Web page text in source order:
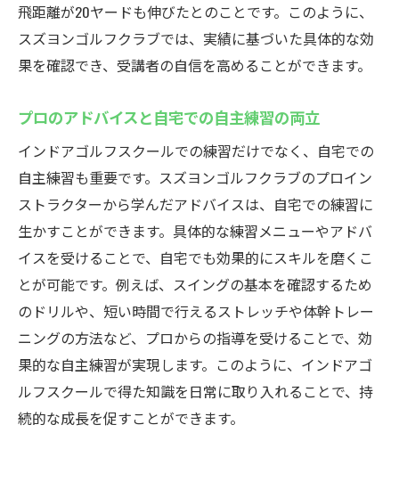
飛距離が20ヤードも伸びたとのことです。このように、
スズヨンゴルフクラブでは、実績に基づいた具体的な効
果を確認でき、受講者の自信を高めることができます。
プロのアドバイスと自宅での自主練習の両立
インドアゴルフスクールでの練習だけでなく、自宅での
自主練習も重要です。スズヨンゴルフクラブのプロイン
ストラクターから学んだアドバイスは、自宅での練習に
生かすことができます。具体的な練習メニューやアドバ
イスを受けることで、自宅でも効果的にスキルを磨くこ
とが可能です。例えば、スイングの基本を確認するため
のドリルや、短い時間で行えるストレッチや体幹トレー
ニングの方法など、プロからの指導を受けることで、効
果的な自主練習が実現します。このように、インドアゴ
ルフスクールで得た知識を日常に取り入れることで、持
続的な成長を促すことができます。